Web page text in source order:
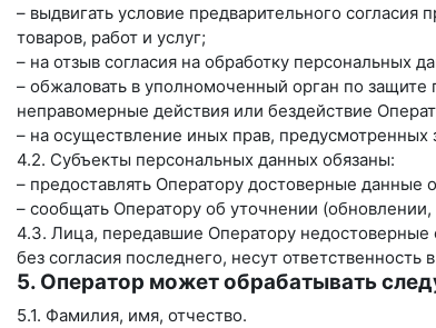
– выдвигать условие предварительного
товаров, работ и услуг;
– на отзыв согласия на обработку персональных
– обжаловать в уполномоченный орган по
неправомерные действия или бездействие
– на осуществление иных прав, предусмотренных
4.2. Субъекты персональных данных обязаны:
– предоставлять Оператору достоверные данные
– сообщать Оператору об уточнении
4.3. Лица, передавшие Оператору недостоверные
без согласия последнего, несут ответственность
5. Оператор может обрабатывать
5.1. Фамилия, имя, отчество.